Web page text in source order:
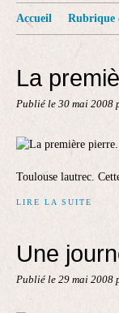
Accueil Rubrique
La
Publié le 30 mai 2008
Toulouse lautrec.
LIRE LA SUITE
Une
Publié le 29 mai 2008